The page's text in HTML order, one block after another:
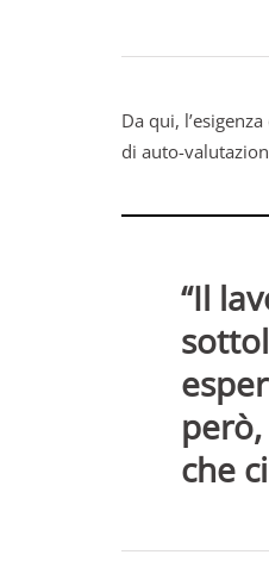
Da qui,
di auto-
“Il
che